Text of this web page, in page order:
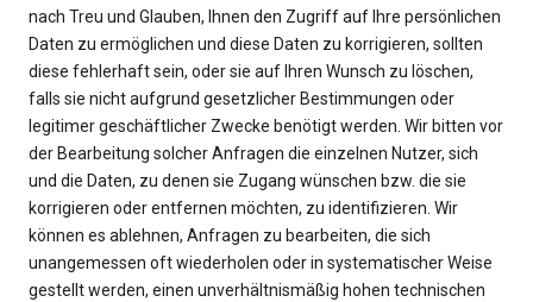
nach Treu und Glauben, Ihnen den Zugriff auf Ihre persönlichen
Daten zu ermöglichen und diese Daten zu korrigieren, sollten
diese fehlerhaft sein, oder sie auf Ihren Wunsch zu löschen,
falls sie nicht aufgrund gesetzlicher Bestimmungen oder
legitimer geschäftlicher Zwecke benötigt werden. Wir bitten vor
der Bearbeitung solcher Anfragen die einzelnen Nutzer, sich
und die Daten, zu denen sie Zugang wünschen bzw. die sie
korrigieren oder entfernen möchten, zu identifizieren. Wir
können es ablehnen, Anfragen zu bearbeiten, die sich
unangemessen oft wiederholen oder in systematischer Weise
gestellt werden, einen unverhältnismäßig hohen technischen